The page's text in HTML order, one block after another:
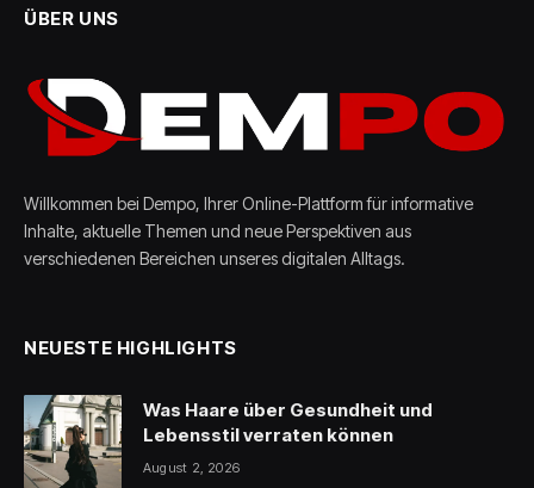
ÜBER UNS
Willkommen bei Dempo, Ihrer Online-Plattform für informative
Inhalte, aktuelle Themen und neue Perspektiven aus
verschiedenen Bereichen unseres digitalen Alltags.
NEUESTE HIGHLIGHTS
Was Haare über Gesundheit und
Lebensstil verraten können
August 2, 2026